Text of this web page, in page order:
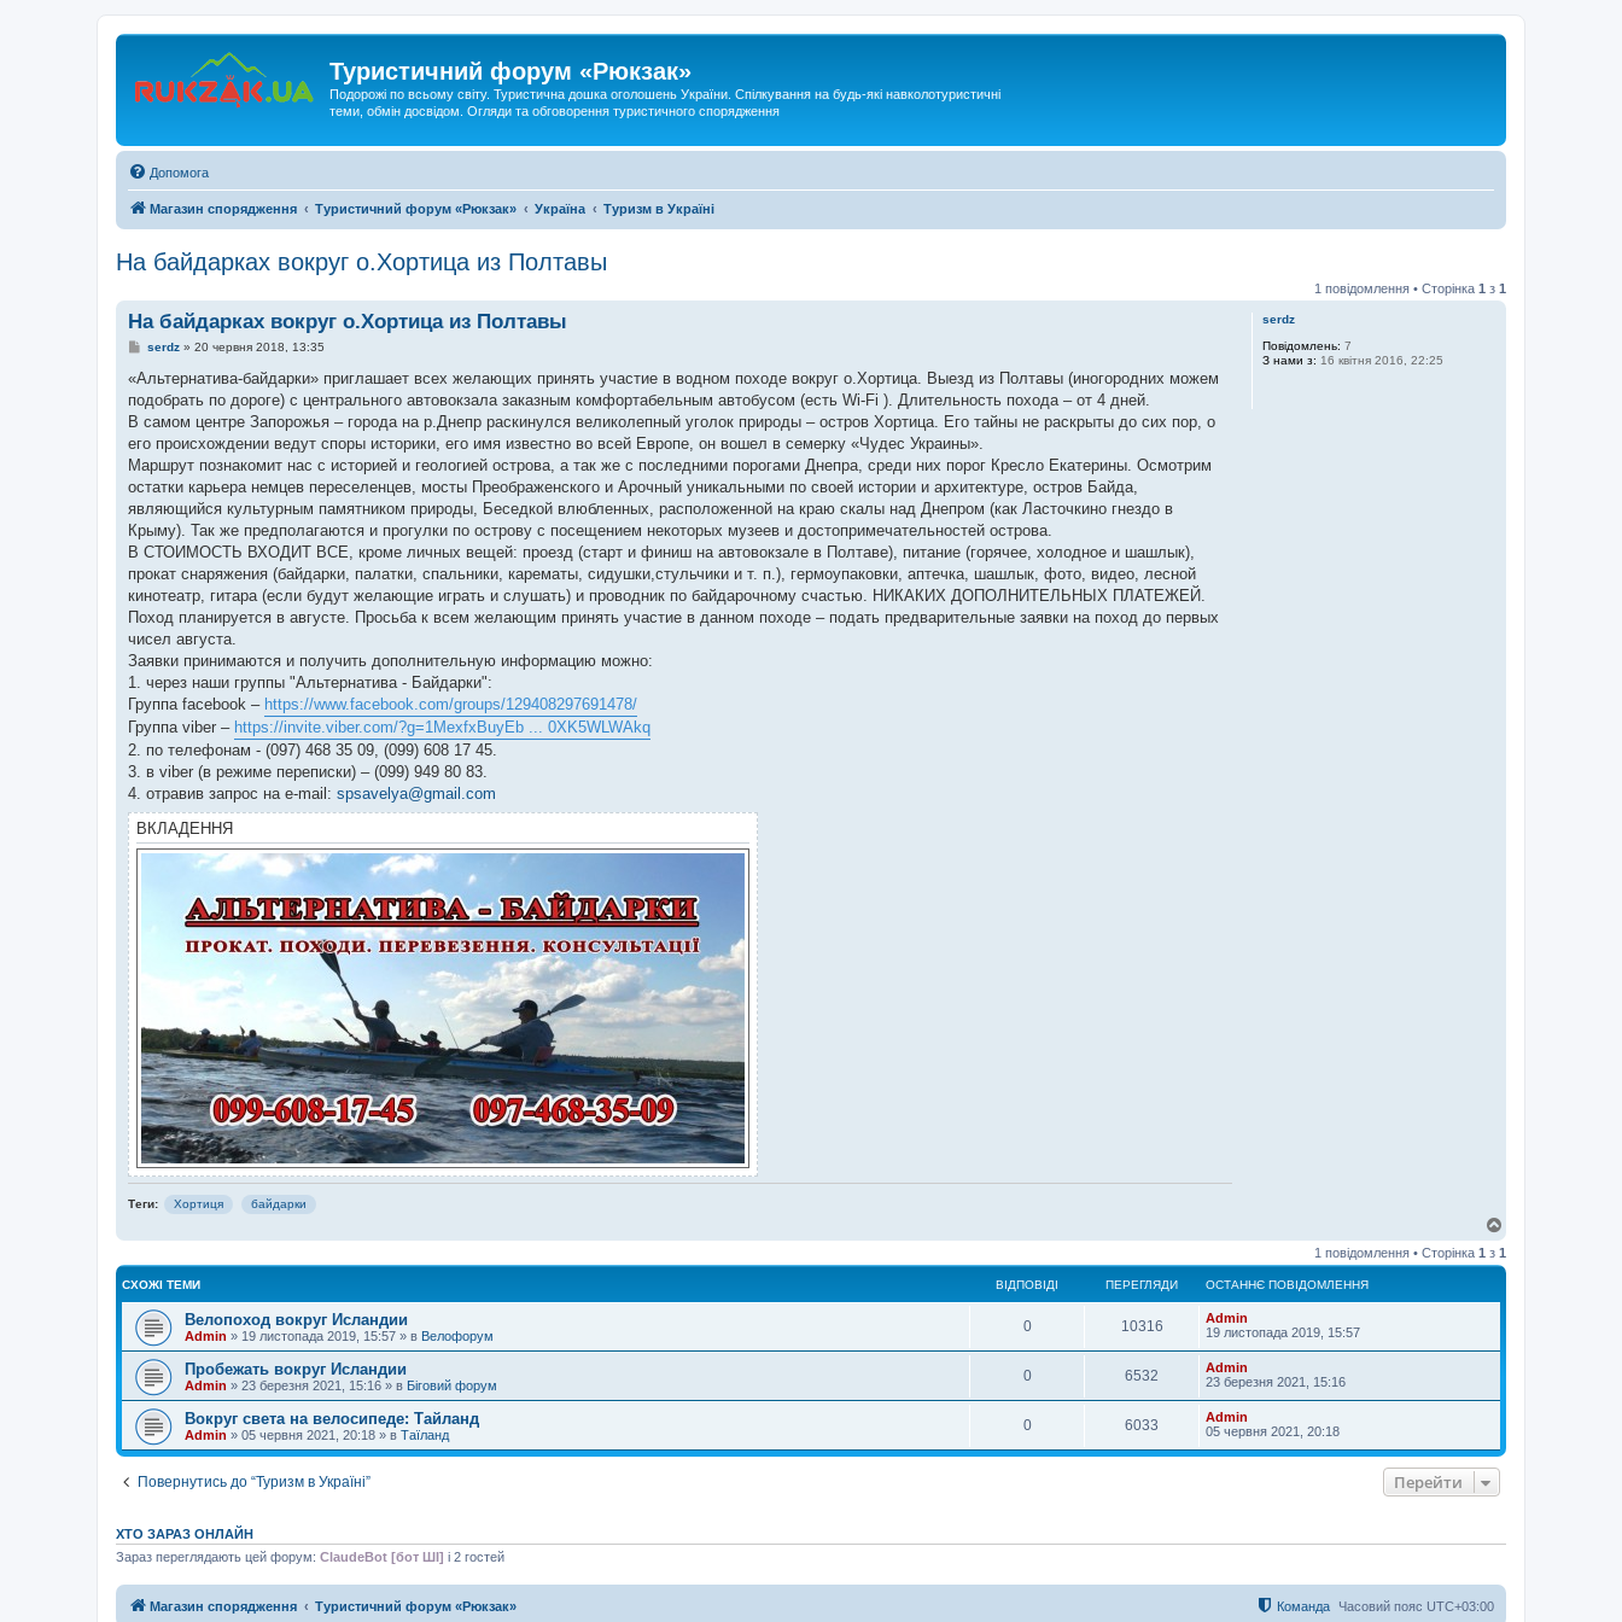
Туристичний форум «Рюкзак»
Подорожі по всьому світу. Туристична дошка оголошень України. Спілкування на будь-які навколотуристичні
теми, обмін досвідом. Огляди та обговорення туристичного спорядження
Допомога
Магазин спорядження Туристичний форум «Рюкзак» Україна Туризм в Україні
На байдарках вокруг о.Хортица из Полтавы
1 повідомлення • Сторінка 1 з 1
serdz
Повідомлень: 7
З нами з: 16 квітня 2016, 22:25
На байдарках вокруг о.Хортица из Полтавы
П
в
д
о
л
е
н
я
serdz» 20 червня 2018, 13:35
«Альтернатива-байдарки» приглашает всех желающих принять участие в водном походе вокруг о.Хортица. Выезд из Полтавы (иногородних можем
подобрать по дороге) с центрального автовокзала заказным комфортабельным автобусом (есть Wi-Fi ). Длительность похода – от 4 дней.
В самом центре Запорожья – города на р.Днепр раскинулся великолепный уголок природы – остров Хортица. Его тайны не раскрыты до сих пор, о
его происхождении ведут споры историки, его имя известно во всей Европе, он вошел в семерку «Чудес Украины».
Маршрут познакомит нас с историей и геологией острова, а так же с последними порогами Днепра, среди них порог Кресло Екатерины. Осмотрим
остатки карьера немцев переселенцев, мосты Преображенского и Арочный уникальными по своей истории и архитектуре, остров Байда,
являющийся культурным памятником природы, Беседкой влюбленных, расположенной на краю скалы над Днепром (как Ласточкино гнездо в
Крыму). Так же предполагаются и прогулки по острову с посещением некоторых музеев и достопримечательностей острова.
В СТОИМОСТЬ ВХОДИТ ВСЕ, кроме личных вещей: проезд (старт и финиш на автовокзале в Полтаве), питание (горячее, холодное и шашлык),
прокат снаряжения (байдарки, палатки, спальники, карематы, сидушки,стульчики и т. п.), гермоупаковки, аптечка, шашлык, фото, видео, лесной
кинотеатр, гитара (если будут желающие играть и слушать) и проводник по байдарочному счастью. НИКАКИХ ДОПОЛНИТЕЛЬНЫХ ПЛАТЕЖЕЙ.
Поход планируется в августе. Просьба к всем желающим принять участие в данном походе – подать предварительные заявки на поход до первых
чисел августа.
Заявки принимаются и получить дополнительную информацию можно:
1. через наши группы "Альтернатива - Байдарки":
Группа facebook – https://www.facebook.com/groups/129408297691478/
Группа viber – https://invite.viber.com/?g=1MexfxBuyEb ... 0XK5WLWAkq
2. по телефонам - ‎(097) 468 35 09, ‎(099) 608 17 45.
3. в viber (в режиме переписки) – (099) 949 80 83.
4. отравив запрос на e-mail: spsavelya@gmail.com
ВКЛАДЕННЯ
Теги: Хортиця байдарки
г
о
1 повідомлення • Сторінка 1 з 1
СХОЖІ ТЕМИ ВІДПОВІДІ ПЕРЕГЛЯДИ ОСТАННЄ ПОВІДОМЛЕННЯ
Велопоход вокруг Исландии
Admin » 19 листопада 2019, 15:57 » в Велофорум
0 10316
Admin
19 листопада 2019, 15:57
Пробежать вокруг Исландии
Admin » 23 березня 2021, 15:16 » в Біговий форум
0 6532
Admin
23 березня 2021, 15:16
Вокруг света на велосипеде: Тайланд
Admin » 05 червня 2021, 20:18 » в Таїланд
0 6033
Admin
05 червня 2021, 20:18
Повернутись до “Туризм в Україні” Перейти
ХТО ЗАРАЗ ОНЛАЙН
Зараз переглядають цей форум: ClaudeBot [бот ШІ] і 2 гостей
Магазин спорядження Туристичний форум «Рюкзак» Часовий пояс UTC+03:00
Команда